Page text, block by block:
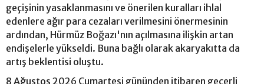
geçişinin yasaklanmasını ve önerilen kuralları ihlal
edenlere ağır para cezaları verilmesini önermesinin
ardından, Hürmüz Boğazı'nın açılmasına ilişkin artan
endişelerle yükseldi. Buna bağlı olarak akaryakıtta da
artış beklentisi oluştu.
8 Ağustos 2026 Cumartesi gününden itibaren geçerli